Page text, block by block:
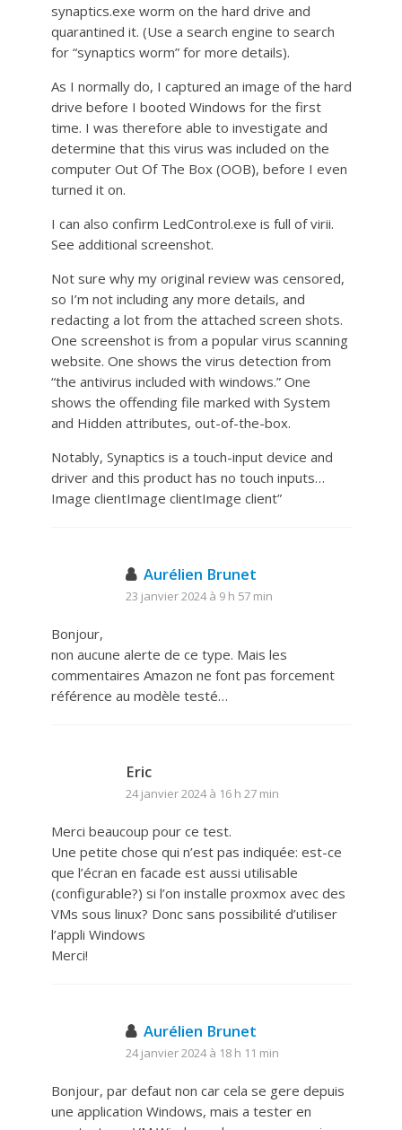
synaptics.exe worm on the hard drive and
quarantined it. (Use a search engine to search
for “synaptics worm” for more details).
As I normally do, I captured an image of the hard
drive before I booted Windows for the first
time. I was therefore able to investigate and
determine that this virus was included on the
computer Out Of The Box (OOB), before I even
turned it on.
I can also confirm LedControl.exe is full of virii.
See additional screenshot.
Not sure why my original review was censored,
so I’m not including any more details, and
redacting a lot from the attached screen shots.
One screenshot is from a popular virus scanning
website. One shows the virus detection from
“the antivirus included with windows.” One
shows the offending file marked with System
and Hidden attributes, out-of-the-box.
Notably, Synaptics is a touch-input device and
driver and this product has no touch inputs…
Image clientImage clientImage client”
Aurélien Brunet
23 janvier 2024 à 9 h 57 min
Bonjour,
non aucune alerte de ce type. Mais les
commentaires Amazon ne font pas forcement
référence au modèle testé…
Eric
24 janvier 2024 à 16 h 27 min
Merci beaucoup pour ce test.
Une petite chose qui n’est pas indiquée: est-ce
que l’écran en facade est aussi utilisable
(configurable?) si l’on installe proxmox avec des
VMs sous linux? Donc sans possibilité d’utiliser
l’appli Windows
Merci!
Aurélien Brunet
24 janvier 2024 à 18 h 11 min
Bonjour, par defaut non car cela se gere depuis
une application Windows, mais a tester en